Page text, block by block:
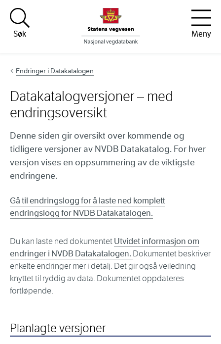
Hopp til innhold
Søk
Meny
Endringer i Datakatalogen
Datakatalogversjoner – med
endringsoversikt
Denne siden gir oversikt over kommende og
tidligere versjoner av NVDB Datakatalog. For hver
versjon vises en oppsummering av de viktigste
endringene.
Gå tilendringsloggfor å laste ned komplett
endringslogg for NVDB Datakatalogen.
Du kan laste ned dokumentetUtvidet informasjon om
endringer i NVDB Datakatalogen. Dokumentet beskriver
enkelte endringer mer i detalj. Det gir også veiledning
knyttet til ryddig av data. Dokumentet oppdateres
fortløpende.
Planlagte versjoner